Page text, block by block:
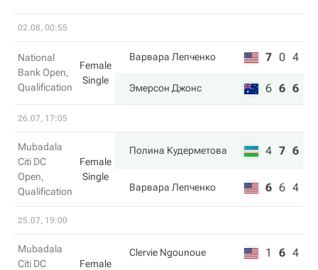
02.08, 00:55
National
Bank Open,
Qualification
Female
Single
Варвара Лепченко 7 0 4
Эмерсон Джонс 6 6 6
26.07, 17:05
Mubadala
Citi DC
Open,
Qualification
Female
Single
Полина Кудерметова 4 7 6
Варвара Лепченко 6 6 4
25.07, 19:00
Mubadala
Citi DC
Female
Clervie Ngounoue 1 6 4